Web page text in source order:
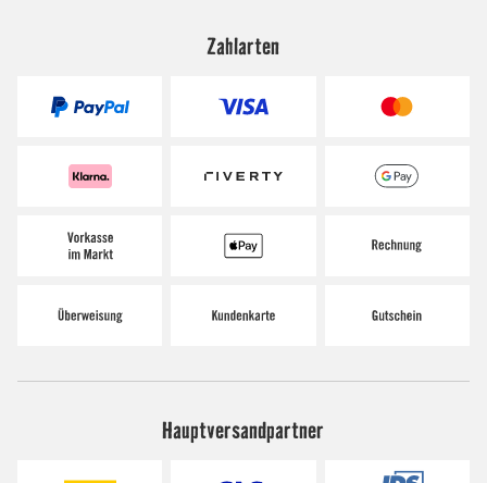
Zahlarten
Hauptversandpartner